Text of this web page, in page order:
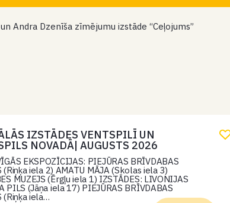
Andra Dzenīša zīmējumu izstāde “Ceļojums”
IZSTĀDES VENTSPILĪ UN
NOVADĀ| AUGUSTS 2026
EKSPOZĪCIJAS: PIEJŪRAS BRĪVDABAS
(Riņķa iela 2) AMATU MĀJA (Skolas iela 3)
MUZEJS (Ērgļu iela 1) IZSTĀDES: LIVONIJAS
PILS (Jāņa iela 17) PIEJŪRAS BRĪVDABAS
(Riņķa iela…